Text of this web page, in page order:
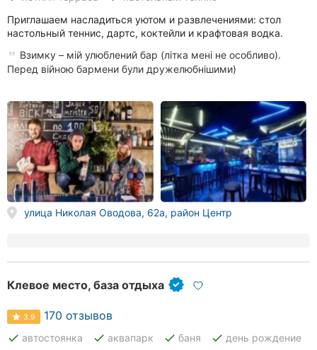
Карпаты
Приглашаем насладиться уютом и развлечениями: стол
настольный теннис, дартс, коктейли и крафтовая водка.
Взимку – мій улюблений бар (літка мені не особливо).
Перед війною бармени були дружелюбнішими)
улица Николая Оводова, 62а, район Центр
Клевое место, база отдыха
3.9 170 отзывов
done автостоянка done аквапарк done баня done день рождение